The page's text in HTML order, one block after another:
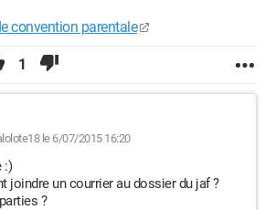
convention parentale
1
le 6/07/2015 16:20
:)
joindre un courrier au dossier du jaf ?
?